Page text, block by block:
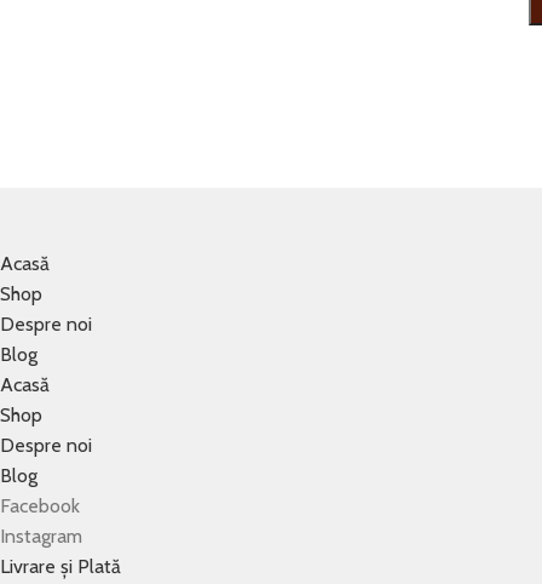
Acasă
Shop
Despre noi
Blog
Acasă
Shop
Despre noi
Blog
Facebook
Instagram
Livrare și Plată